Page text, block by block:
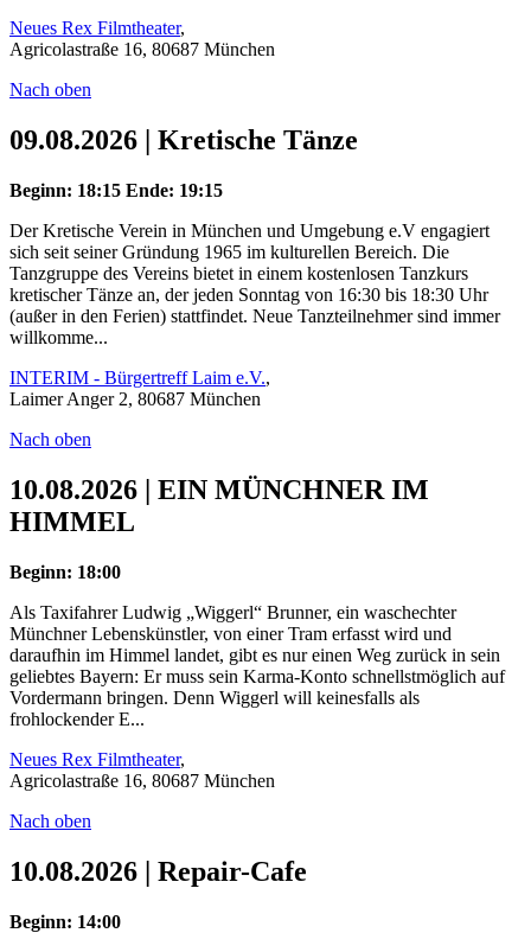
Neues Rex Filmtheater,
Agricolastraße 16, 80687 München
Nach oben
09.08.2026 | Kretische Tänze
Beginn: 18:15 Ende: 19:15
Der Kretische Verein in München und Umgebung e.V engagiert
sich seit seiner Gründung 1965 im kulturellen Bereich. Die
Tanzgruppe des Vereins bietet in einem kostenlosen Tanzkurs
kretischer Tänze an, der jeden Sonntag von 16:30 bis 18:30 Uhr
(außer in den Ferien) stattfindet. Neue Tanzteilnehmer sind immer
willkomme...
INTERIM - Bürgertreff Laim e.V.,
Laimer Anger 2, 80687 München
Nach oben
10.08.2026 | EIN MÜNCHNER IM
HIMMEL
Beginn: 18:00
Als Taxifahrer Ludwig „Wiggerl“ Brunner, ein waschechter
Münchner Lebenskünstler, von einer Tram erfasst wird und
daraufhin im Himmel landet, gibt es nur einen Weg zurück in sein
geliebtes Bayern: Er muss sein Karma-Konto schnellstmöglich auf
Vordermann bringen. Denn Wiggerl will keinesfalls als
frohlockender E...
Neues Rex Filmtheater,
Agricolastraße 16, 80687 München
Nach oben
10.08.2026 | Repair-Cafe
Beginn: 14:00